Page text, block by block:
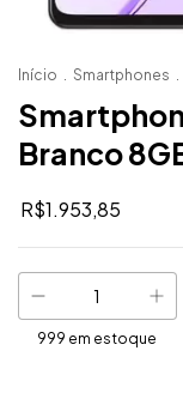
Início . Smartphones .
Branco
R$1.953,85
999 em estoque